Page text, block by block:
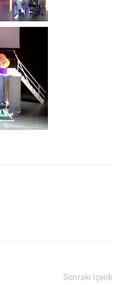
Sonraki İçerik